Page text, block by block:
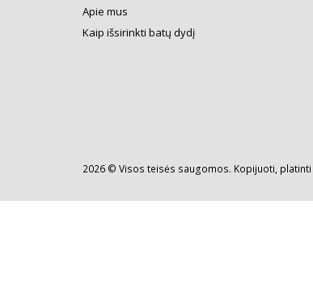
Apie mus
Kaip išsirinkti batų dydį
2026 © Visos teisės saugomos. Kopijuoti,